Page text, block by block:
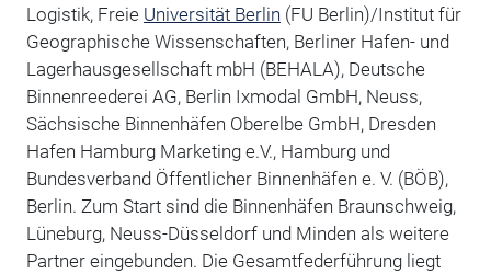
Logistik, Freie Universität Berlin (FU Berlin)/Institut für
Geographische Wissenschaften, Berliner Hafen- und
Lagerhausgesellschaft mbH (BEHALA), Deutsche
Binnenreederei AG, Berlin Ixmodal GmbH, Neuss,
Sächsische Binnenhäfen Oberelbe GmbH, Dresden
Hafen Hamburg Marketing e.V., Hamburg und
Bundesverband Öffentlicher Binnenhäfen e. V. (BÖB),
Berlin. Zum Start sind die Binnenhäfen Braunschweig,
Lüneburg, Neuss-Düsseldorf und Minden als weitere
Partner eingebunden. Die Gesamtfederführung liegt